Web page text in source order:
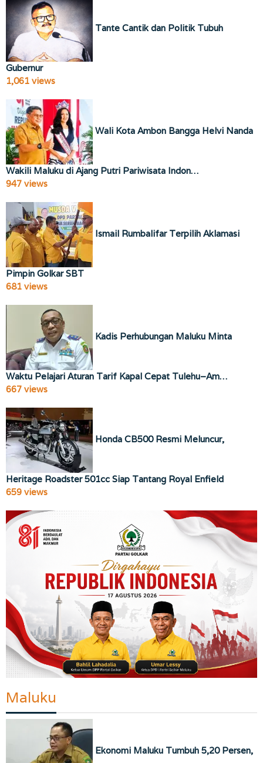
Tante Cantik dan Politik Tubuh
Gubernur
1,061 views
Wali Kota Ambon Bangga Helvi Nanda
Wakili Maluku di Ajang Putri Pariwisata Indon…
947 views
Ismail Rumbalifar Terpilih Aklamasi
Pimpin Golkar SBT
681 views
Kadis Perhubungan Maluku Minta
Waktu Pelajari Aturan Tarif Kapal Cepat Tulehu–Am…
667 views
Honda CB500 Resmi Meluncur,
Heritage Roadster 501cc Siap Tantang Royal Enfield
659 views
Maluku
Ekonomi Maluku Tumbuh 5,20 Persen,